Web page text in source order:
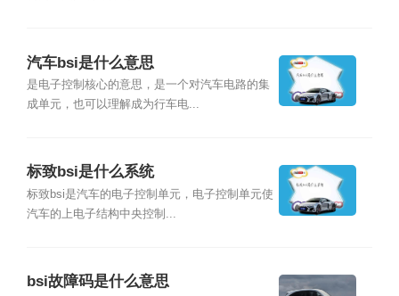
汽车bsi是什么意思
是电子控制核心的意思，是一个对汽车电路的集
成单元，也可以理解成为行车电...
标致bsi是什么系统
标致bsi是汽车的电子控制单元，电子控制单元使
汽车的上电子结构中央控制...
bsi故障码是什么意思